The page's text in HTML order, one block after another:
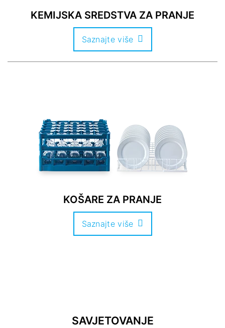
KEMIJSKA SREDSTVA ZA PRANJE
Saznajte više
KOŠARE ZA PRANJE
Saznajte više
SAVJETOVANJE